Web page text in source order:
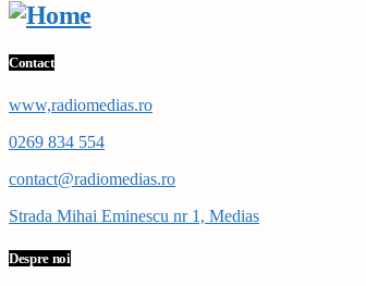
Contact
www,radiomedias.ro
0269 834 554
contact@radiomedias.ro
Strada Mihai Eminescu nr 1, Medias
Despre noi